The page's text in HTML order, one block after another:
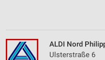
ALDI Nord
Ulsterstraße 6